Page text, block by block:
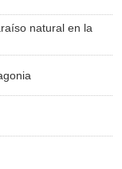
natural en la